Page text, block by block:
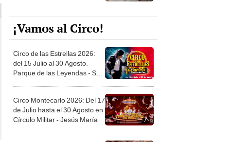
¡Vamos al Circo!
Circo de las Estrellas 2026:
del 15 Julio al 30 Agosto.
Parque de las Leyendas - San
Circo Montecarlo 2026: Del 17
de Julio hasta el 30 Agosto en
Círculo Militar - Jesús María